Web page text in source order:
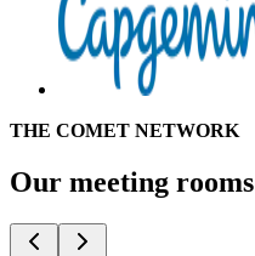
THE COMET NETWORK
Our meeting rooms